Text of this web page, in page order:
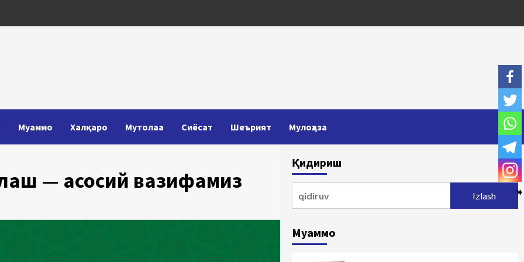
Муаммо Халқаро Мутолаа Сиёсат Шеърият Мулоҳаза
— асосий вазифамиз
Қидириш
Муаммо